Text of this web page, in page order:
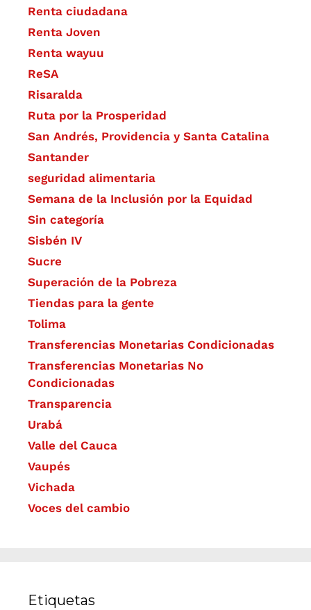
Renta ciudadana
Renta Joven
Renta wayuu
ReSA
Risaralda
Ruta por la Prosperidad
San Andrés, Providencia y Santa Catalina
Santander
seguridad alimentaria
Semana de la Inclusión por la Equidad
Sin categoría
Sisbén IV
Sucre
Superación de la Pobreza
Tiendas para la gente
Tolima
Transferencias Monetarias Condicionadas
Transferencias Monetarias No
Condicionadas
Transparencia
Urabá
Valle del Cauca
Vaupés
Vichada
Voces del cambio
Etiquetas